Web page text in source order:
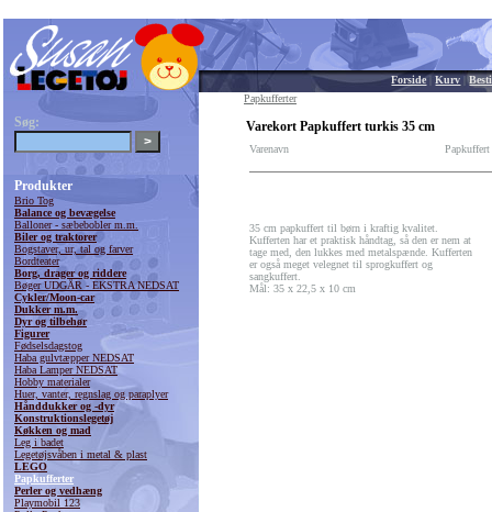
Forside|Kurv |
Søg:
Produkter
Brio Tog
Balance og bevægelse
Balloner - sæbebobler m.m.
Biler og traktorer
Bogstaver, ur, tal og farver
Bordteater
Borg, drager og riddere
Bøger UDGÅR - EKSTRA NEDSAT
Cykler/Moon-car
Dukker m.m.
Dyr og tilbehør
Figurer
Fødselsdagstog
Haba gulvtæpper NEDSAT
Haba Lamper NEDSAT
Hobby materialer
Huer, vanter, regnslag og paraplyer
Hånddukker og -dyr
Konstruktionslegetøj
Køkken og mad
Leg i badet
Legetøjsvåben i metal & plast
LEGO
Papkufferter
Perler og vedhæng
Playmobil 123
Papkufferter
Varekort Papkuffert turkis 35 cm
Varenavn
35 cm papkuffert til børn i kraftig kvalitet.
Kufferten har et praktisk håndtag, så den er nem at
tage med, den lukkes med metalspænde. Kufferten
er også meget velegnet til sprogkuffert og
sangkuffert.
Mål: 35 x 22,5 x 10 cm